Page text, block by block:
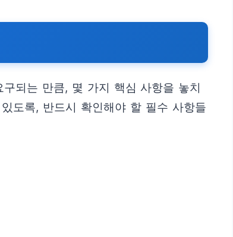
되는 만큼, 몇 가지 핵심 사항을 놓치
도록, 반드시 확인해야 할 필수 사항들